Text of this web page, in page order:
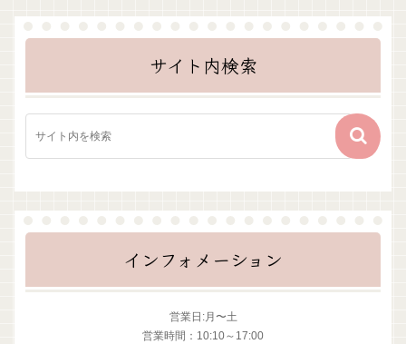
サイト内検索
インフォメーション
営業日:月〜土
営業時間：10:10～17:00